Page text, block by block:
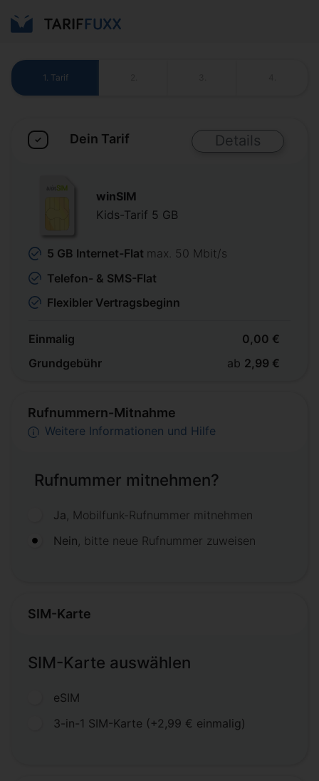
1. Tarif
Rufnummern-Mitnahme
Weitere Informationen und Hilfe
Rufnummer mitnehmen?
Ja , Mobilfunk-Rufnummer mitnehmen
Nein , bitte neue Rufnummer zuweisen
SIM-Karte
SIM-Karte auswählen
eSIM
3-in-1 SIM-Karte (+2,99 € einmalig)
✓ Dein Tarif Details
winSIM
Kids-Tarif 5 GB
5 GB Internet-Flat max. 50 Mbit/s
Telefon- & SMS-Flat
Flexibler Vertragsbeginn
Einmalig
0,00 €
Grundgebühr
ab 2,99 €